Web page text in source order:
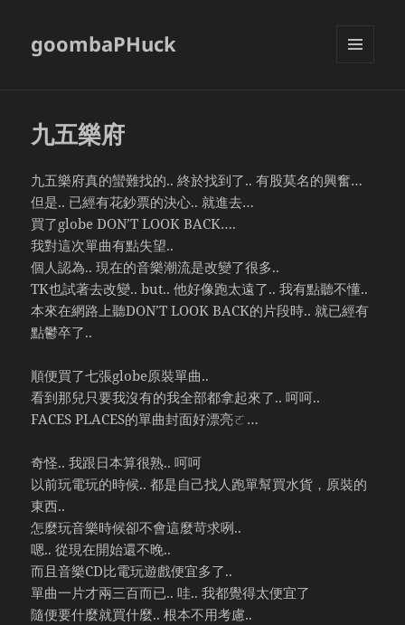
goombaPHuck
九五樂府
九五樂府真的蠻難找的.. 終於找到了.. 有股莫名的興奮…
但是.. 已經有花鈔票的決心.. 就進去…
買了globe DON’T LOOK BACK….
我對這次單曲有點失望..
個人認為.. 現在的音樂潮流是改變了很多..
TK也試著去改變.. but.. 他好像跑太遠了.. 我有點聽不懂..
本來在網路上聽DON’T LOOK BACK的片段時.. 就已經有
點鬱卒了..
順便買了七張globe原裝單曲..
看到那兒只要我沒有的我全部都拿起來了.. 呵呵..
FACES PLACES的單曲封面好漂亮ㄛ…
奇怪.. 我跟日本算很熟.. 呵呵
以前玩電玩的時候.. 都是自己找人跑單幫買水貨，原裝的
東西..
怎麼玩音樂時候卻不會這麼苛求咧..
嗯.. 從現在開始還不晚..
而且音樂CD比電玩遊戲便宜多了..
單曲一片才兩三百而已.. 哇.. 我都覺得太便宜了
隨便要什麼就買什麼.. 根本不用考慮..